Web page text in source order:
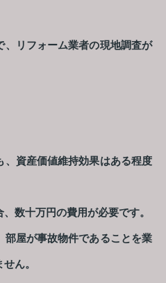
、リフォーム業者の現地調査が
、資産価値維持効果はある程度
数十万円の費用が必要です。
部屋が事故物件であることを業
ん。